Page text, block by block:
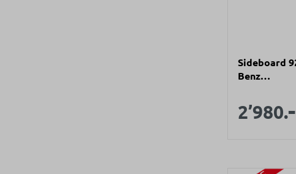
Sideboard
Benz
Keramik
Nussbaum
2’980.-